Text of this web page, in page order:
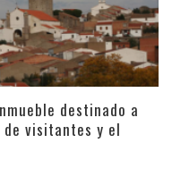
destinado a
visitantes y el